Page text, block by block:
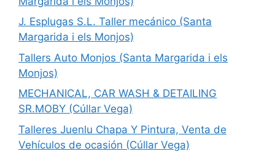
J. Esplugas S.L. Taller mecánico (Santa
Margarida i els Monjos)
Tallers Auto Monjos (Santa Margarida i els
Monjos)
MECHANICAL, CAR WASH & DETAILING
SR.MOBY (Cúllar Vega)
Talleres Juenlu Chapa Y Pintura, Venta de
Vehículos de ocasión (Cúllar Vega)